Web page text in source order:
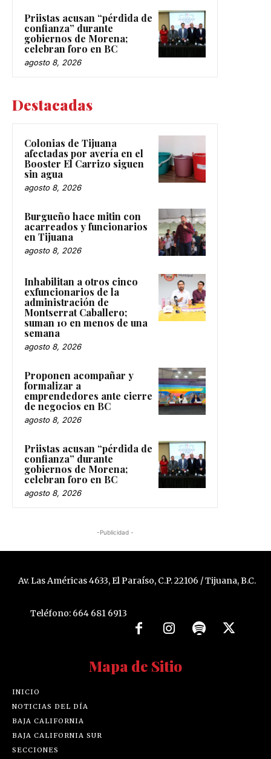
Priistas acusan “pérdida de
confianza” durante
gobiernos de Morena;
celebran foro en BC
agosto 8, 2026
Destacadas
Colonias de Tijuana
afectadas por avería en el
Booster El Carrizo siguen
sin agua
agosto 8, 2026
Burgueño hace mitin con
acarreados y funcionarios
en Tijuana
agosto 8, 2026
Inhabilitan a otros cinco
exfuncionarios de la
administración de
Montserrat Caballero;
suman 10 en menos de una
semana
agosto 8, 2026
Proponen acompañar y
formalizar a
emprendedores ante cierre
de negocios en BC
agosto 8, 2026
Priistas acusan “pérdida de
confianza” durante
gobiernos de Morena;
celebran foro en BC
agosto 8, 2026
-Publicidad -
Av. Las Américas 4633, El Paraíso, C.P. 22106 / Tijuana, B.C.
Teléfono: 664 681 6913
Mapa de Sitio
INICIO
NOTICIAS DEL DÍA
BAJA CALIFORNIA
BAJA CALIFORNIA SUR
SECCIONES